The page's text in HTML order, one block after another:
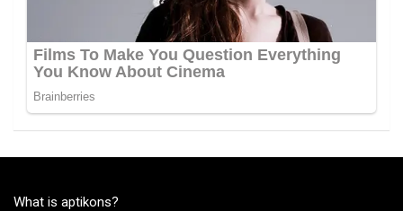
What is aptikons?